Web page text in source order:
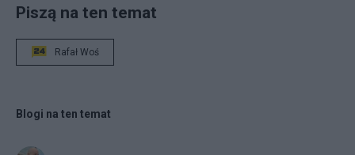
Piszą na ten temat
Rafał Woś
Blogi na ten temat